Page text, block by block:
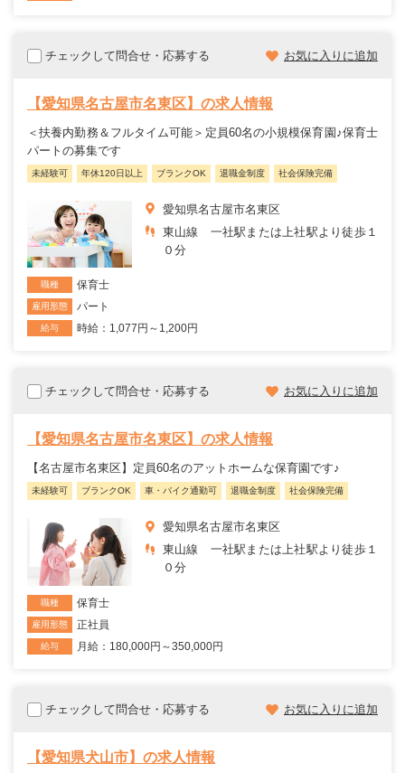
チェックして問合せ・応募する お気に入りに追加
【愛知県名古屋市名東区】の求人情報
＜扶養内勤務＆フルタイム可能＞定員60名の小規模保育園♪保育士
パートの募集です
未経験可 年休120日以上 ブランクOK 退職金制度 社会保険完備
愛知県名古屋市名東区
東山線 一社駅または上社駅より徒歩１
０分
職種 保育士
雇用形態 パート
給与 時給：1,077円～1,200円
チェックして問合せ・応募する お気に入りに追加
【愛知県名古屋市名東区】の求人情報
【名古屋市名東区】定員60名のアットホームな保育園です♪
未経験可 ブランクOK 車・バイク通勤可 退職金制度 社会保険完備
愛知県名古屋市名東区
東山線 一社駅または上社駅より徒歩１
０分
職種 保育士
雇用形態 正社員
給与 月給：180,000円～350,000円
チェックして問合せ・応募する お気に入りに追加
【愛知県犬山市】の求人情報